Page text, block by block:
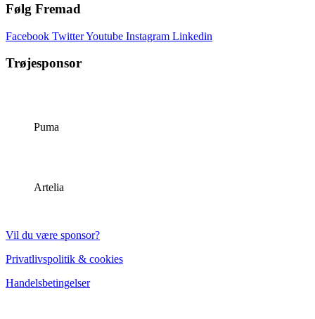
Følg Fremad
Facebook TwitterYoutube Instagram Linkedin
Trøjesponsor
Puma
Artelia
Vil du være sponsor?
Privatlivspolitik & cookies
Handelsbetingelser